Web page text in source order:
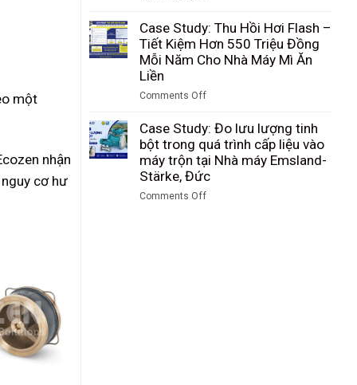
một
nhận
cơ hư
Trung
Quốc
sulfate
tại
SKW
Piesteritz,
Đức
nguyên
liệu
silicon
sau
sàng
Nhà
máy
Wacker
Chemie,
Đức
Van
cầu
là
gì?
cấu
tạo,
lý
hoạt
động
của
van
Case Study: Thu Hồi Hơi Flash –
Tiết Kiệm Hơn 550 Triệu Đồng
Mỗi Năm Cho Nhà Máy Mì Ăn
Liền
Comments Off
Case
Study:
Thu
Hồi
Flash
Case Study: Đo lưu lượng tinh
bột trong quá trình cấp liệu vào
máy trộn tại Nhà máy Emsland-
Stärke, Đức
Comments Off